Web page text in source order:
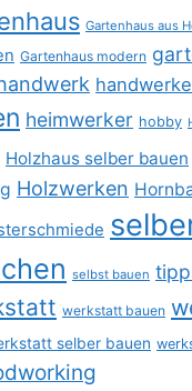
Gartenhaus aus
Gartenhaus modern
heimwerker hobby
Holzhaus selber bauen
Holzwerken
selbst bauen
werkstatt bauen
selber bauen